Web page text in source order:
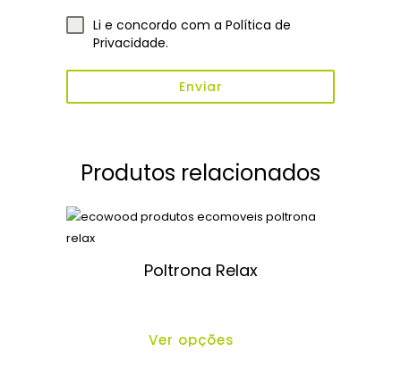
Li e concordo com a Política de
Privacidade.
Enviar
Produtos relacionados
Poltrona Relax
Ver opções